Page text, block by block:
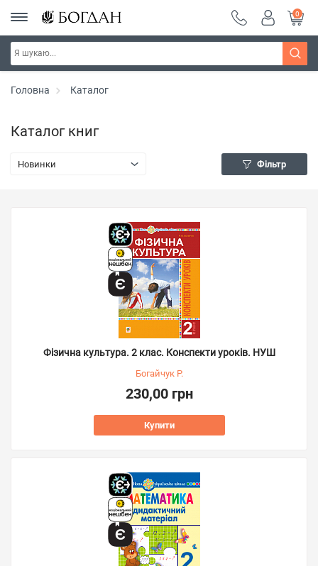
0
Головна Каталог
Каталог книг
Новинки Фільтр
Фізична культура. 2 клас. Конспекти уроків. НУШ
Богайчук Р.
230,00 грн
Купити